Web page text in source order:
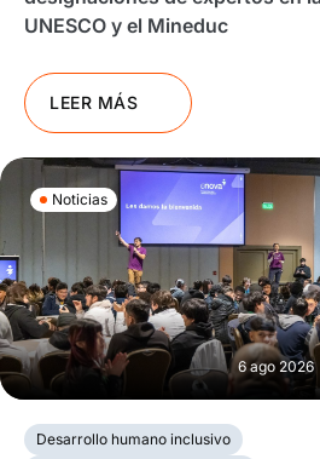
UNESCO y el Mineduc
LEER MÁS
Noticias
6 ago 2026
Desarrollo humano inclusivo